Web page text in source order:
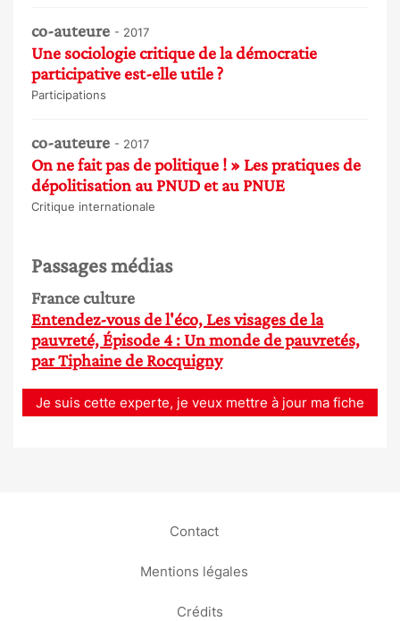
co-auteure - 2017
Une sociologie critique de la démocratie
participative est-elle utile ?
Participations
co-auteure - 2017
On ne fait pas de politique ! » Les pratiques de
dépolitisation au PNUD et au PNUE
Critique internationale
Passages médias
France culture
Entendez-vous de l'éco, Les visages de la
pauvreté, Épisode 4 : Un monde de pauvretés,
par Tiphaine de Rocquigny
Je suis cette experte, je veux mettre à jour ma fiche
Contact
Mentions légales
Crédits